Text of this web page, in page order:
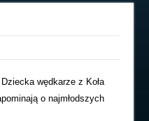
wędkarze z Koła
o najmłodszych